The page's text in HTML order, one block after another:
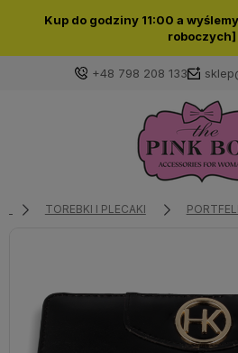
Kup do godziny 11:00 a
roboczych]
+48 798 208 133
Zaloguj się
Wybierz coś dla siebie z
zaloguj się, aby przywrócić
z poprzedniej
TOREBKI I PLECAKI